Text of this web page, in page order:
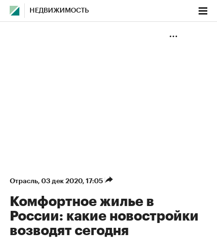
НЕДВИЖИМОСТЬ
Отрасль⁠, 03 дек 2020, 17:05
Комфортное жилье в
России: какие новостройки
возводят сегодня